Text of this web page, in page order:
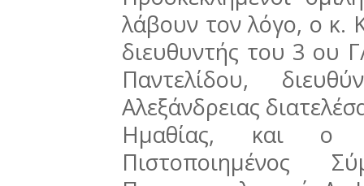
λάβουν τον λόγο, ο κ.
διευθυντής του 3 ου
Παντελίδου,
Αλεξάνδρειας
Ημαθίας, και ο
Πιστοποιημένος